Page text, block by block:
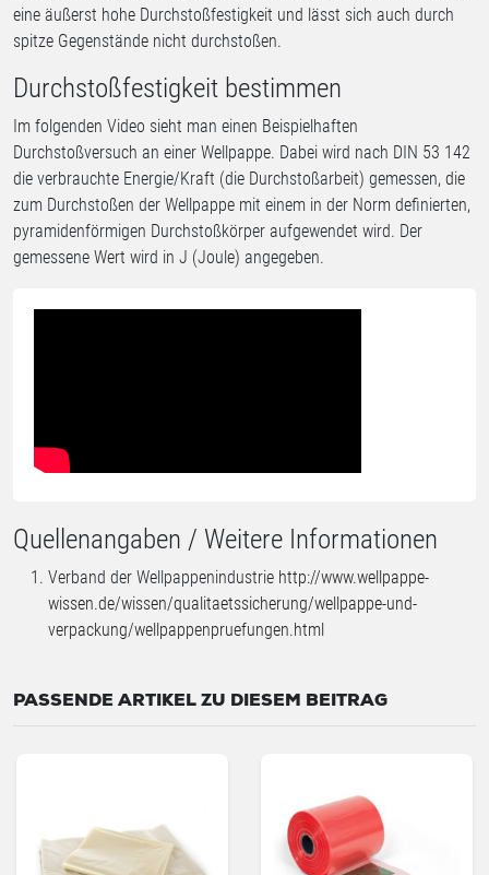
eine äußerst hohe Durchstoßfestigkeit und lässt sich auch durch
spitze Gegenstände nicht durchstoßen.
Durchstoßfestigkeit bestimmen
Im folgenden Video sieht man einen Beispielhaften
Durchstoßversuch an einer Wellpappe. Dabei wird nach DIN 53 142
die verbrauchte Energie/Kraft (die Durchstoßarbeit) gemessen, die
zum Durchstoßen der Wellpappe mit einem in der Norm definierten,
pyramidenförmigen Durchstoßkörper aufgewendet wird. Der
gemessene Wert wird in J (Joule) angegeben.
Quellenangaben / Weitere Informationen
Verband der Wellpappenindustrie http://www.wellpappe-
wissen.de/wissen/qualitaetssicherung/wellpappe-und-
verpackung/wellpappenpruefungen.html
PASSENDE ARTIKEL ZU DIESEM BEITRAG